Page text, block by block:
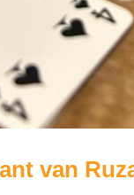
van